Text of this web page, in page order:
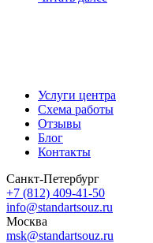
Услуги центра
Схема работы
Отзывы
Блог
Контакты
Санкт-Петербург
+7 (812) 409-41-50
info@standartsouz.ru
Москва
msk@standartsouz.ru